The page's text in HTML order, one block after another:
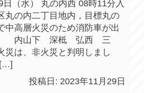
（水） 丸の内西 08時11分入
丸の内二丁目地内，目標丸の
中高層火災のため消防車が出
。 内山下 深柢 弘西 三
は、非火災と判明しまし
投稿日: 2023年11月29日